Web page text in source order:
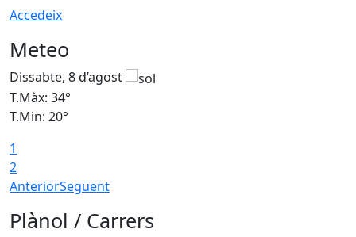
Accedeix
Meteo
Dissabte, 8 d’agost
T.Màx: 34°
T.Min: 20°
1
2
AnteriorSegüent
Plànol / Carrers